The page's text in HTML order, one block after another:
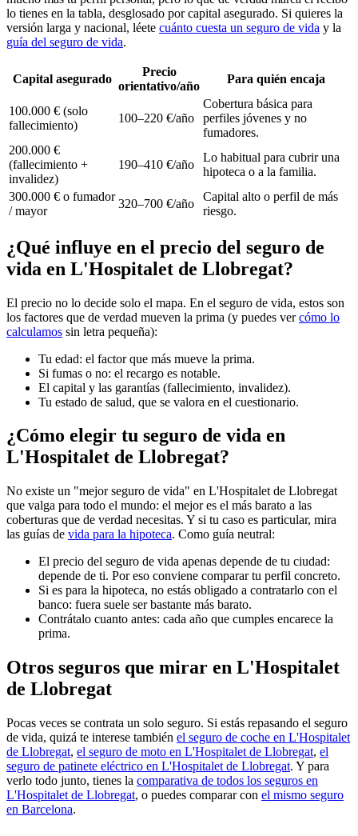
lo tienes en la tabla, desglosado por capital asegurado. Si quieres la
versión larga y nacional, léete cuánto cuesta un seguro de vida y la
guía del seguro de vida.
Capital asegurado
Precio
orientativo/año
Para quién encaja
100.000 € (solo
fallecimiento)
100–220 €/año
Cobertura básica para
perfiles jóvenes y no
fumadores.
200.000 €
(fallecimiento +
invalidez)
190–410 €/año
Lo habitual para cubrir una
hipoteca o a la familia.
300.000 € o fumador
/ mayor
320–700 €/año
Capital alto o perfil de más
riesgo.
¿Qué influye en el precio del seguro de
vida en L'Hospitalet de Llobregat?
El precio no lo decide solo el mapa. En el seguro de vida, estos son
los factores que de verdad mueven la prima (y puedes vercómo lo
calculamos sin letra pequeña):
Tu edad: el factor que más mueve la prima.
Si fumas o no: el recargo es notable.
El capital y las garantías (fallecimiento, invalidez).
Tu estado de salud, que se valora en el cuestionario.
¿Cómo elegir tu seguro de vida en
L'Hospitalet de Llobregat?
No existe un "mejor seguro de vida" en L'Hospitalet de Llobregat
que valga para todo el mundo: el mejor es el más barato a las
coberturas que de verdad necesitas. Y si tu caso es particular, mira
las guías de vida para la hipoteca. Como guía neutral:
El precio del seguro de vida apenas depende de tu ciudad:
depende de ti. Por eso conviene comparar tu perfil concreto.
Si es para la hipoteca, no estás obligado a contratarlo con el
banco: fuera suele ser bastante más barato.
Contrátalo cuanto antes: cada año que cumples encarece la
prima.
Otros seguros que mirar en L'Hospitalet
de Llobregat
Pocas veces se contrata un solo seguro. Si estás repasando el seguro
de vida, quizá te interese también el seguro de coche en L'Hospitalet
de Llobregat, el seguro de moto en L'Hospitalet de Llobregat, el
seguro de patinete eléctrico en L'Hospitalet de Llobregat. Y para
verlo todo junto, tienes la comparativa de todos los seguros en
L'Hospitalet de Llobregat, o puedes comparar con el mismo seguro
en Barcelona.